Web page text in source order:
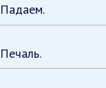
Падаем.
Печаль.